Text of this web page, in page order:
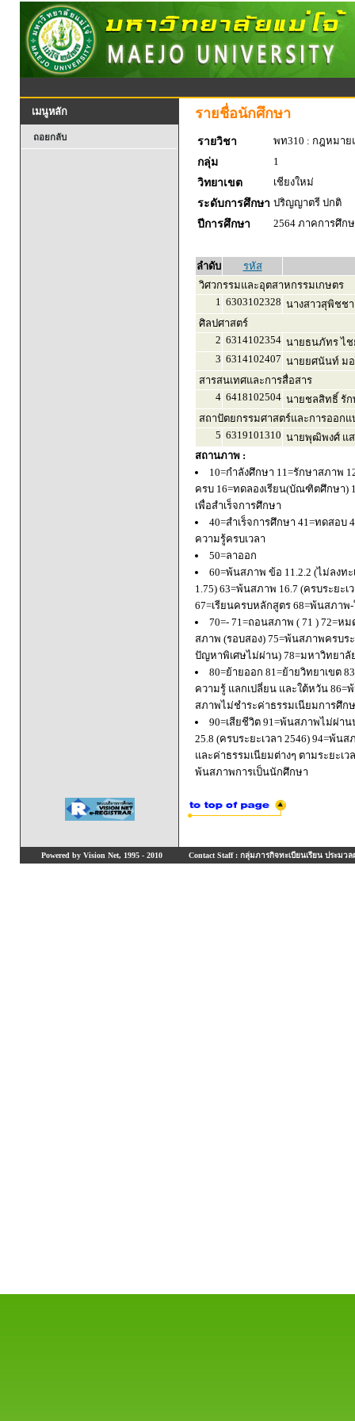
เมนูหลัก
ถอยกลับ
รายชื่อนักศึกษา
รายวิชา
พท310 : กฎหมาย
กลุ่ม
1
วิทยาเขต
เชียงใหม่
ระดับการศึกษา ปริญญาตรี ปกติ
ปีการศึกษา
2564 ภาคการศึก
ลำดับ
รหัส
วิศวกรรมและอุตสาหกรรมเกษตร
1 6303102328 นางสาวสุพิชช
ศิลปศาสตร์
2 6314102354 นายธนภัทร ไช
3 6314102407 นายยศนันท์ ม
สารสนเทศและการสื่อสาร
4 6418102504 นายชลสิทธิ์ รัก
สถาปัตยกรรมศาสตร์และการออก
5 6319101310 นายพุฒิพงศ์ แส
สถานภาพ :
10=กำลังศึกษา 11=รักษาสภาพ
ครบ 16=ทดลองเรียน(บัณฑิตศึกษา)
เพื่อสำเร็จการศึกษา
40=สำเร็จการศึกษา 41=ทดสอบ
ความรู้ครบเวลา
50=ลาออก
60=พ้นสภาพ ข้อ 11.2.2 (ไม่ลงท
1.75) 63=พ้นสภาพ 16.7 (ครบระยะ
67=เรียนครบหลักสูตร 68=พ้นสภา
70=- 71=ถอนสภาพ ( 71 ) 72=
สภาพ (รอบสอง) 75=พ้นสภาพครบ
ปัญหาพิเศษไม่ผ่าน) 78=มหาวิทยา
80=ย้ายออก 81=ย้ายวิทยาเขต
ความรู้ แลกเปลี่ยน และใต้หวัน
สภาพไม่ชำระค่าธรรมเนียมการศึก
90=เสียชีวิต 91=พ้นสภาพไม่ผ่า
25.8 (ครบระยะเวลา 2546) 94=พ้
และค่าธรรมเนียมต่างๆ ตามระยะเ
พ้นสภาพการเป็นนักศึกษา
Powered by Vision Net, 1995 - 2010 Contact Staff : กลุ่มภารกิจทะเบียนเรียน ประมวล